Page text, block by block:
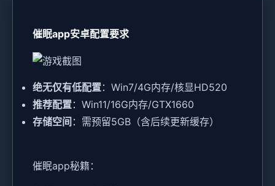
催眠app安卓配置要求
​绝无仅有低配置​​：Win7/4G内存/核显HD520
​推荐配置​​：Win11/16G内存/GTX1660
​存储空间​ ​：需预留5GB（含后续更新缓存）
催眠app秘籍：